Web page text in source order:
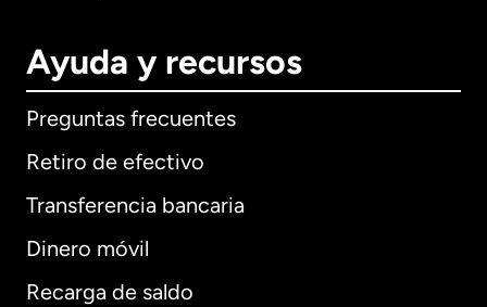
Ayuda y recursos
Preguntas frecuentes
Retiro de efectivo
Transferencia bancaria
Dinero móvil
Recarga de saldo